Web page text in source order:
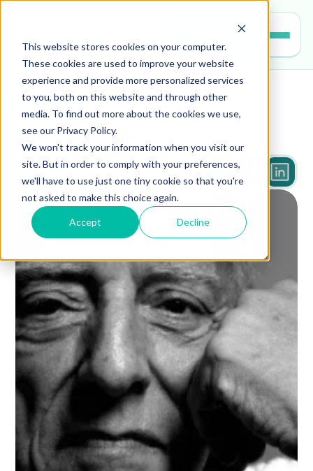
This website stores cookies on your computer.
These cookies are used to improve your website
experience and provide more personalized services
to you, both on this website and through other
media. To find out more about the cookies we use,
see our Privacy Policy.
We won't track your information when you visit our
site. But in order to comply with your preferences,
we'll have to use just one tiny cookie so that you're
not asked to make this choice again.
Accept Decline
leitura
Quem foi Rubem Alves?